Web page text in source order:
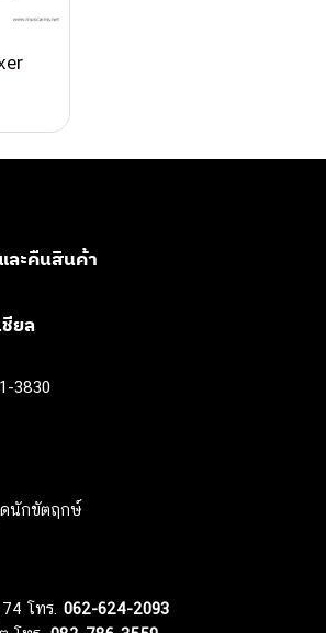
ละคืนสินค้า
ชียล
3830
ดนักขัตฤกษ์
โทร. 062-624-2093